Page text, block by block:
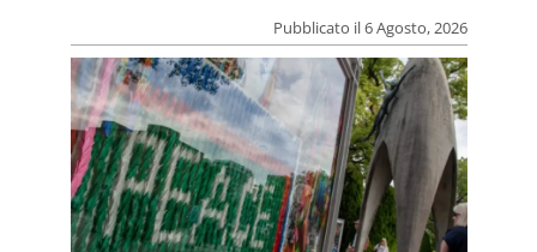
Pubblicato il 6 Agosto, 2026